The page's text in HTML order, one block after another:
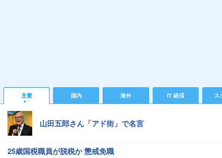
主要 国内 海外 IT 経済 ス
山田五郎さん「アド街」で名言
25歳国税職員が脱税か 懲戒免職